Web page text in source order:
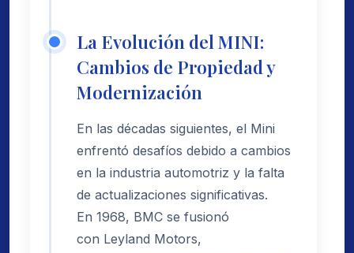
La Evolución del MINI:
Cambios de Propiedad y
Modernización
En las décadas siguientes, el Mini
enfrentó desafíos debido a cambios
en la industria automotriz y la falta
de actualizaciones significativas.
En 1968, BMC se fusionó
con Leyland Motors,